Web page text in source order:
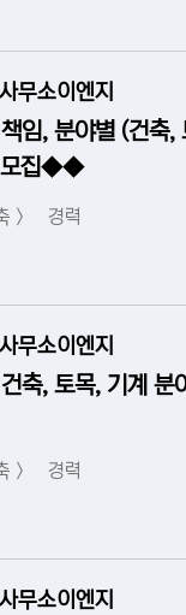
무소이엔지
, 분야별 (건축,
모집◆◆
> 경력
무소이엔지
, 토목, 기계 분
> 경력
무소이엔지